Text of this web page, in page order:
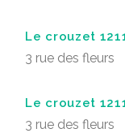
Le crouzet
3 rue des fleurs
Le crouzet
3 rue des fleurs